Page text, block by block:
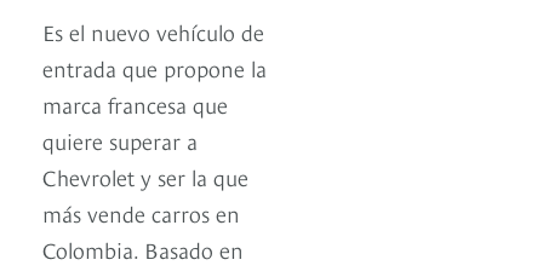
Es el nuevo vehículo de
entrada que propone la
marca francesa que
quiere superar a
Chevrolet y ser la que
más vende carros en
Colombia. Basado en